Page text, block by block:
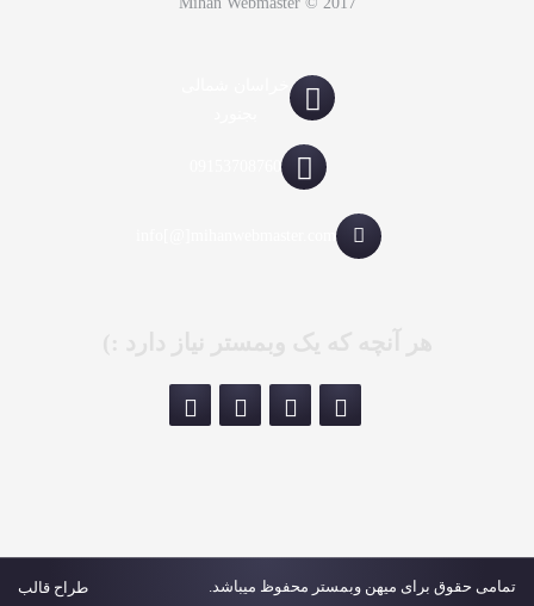
تمامی حقوق برای میهن وبمستر محفوظ میباشد. طراح قالب